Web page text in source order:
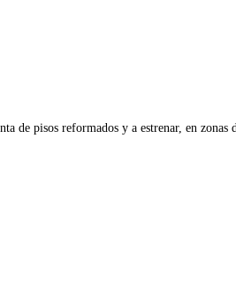
de pisos reformados y a estrenar, en